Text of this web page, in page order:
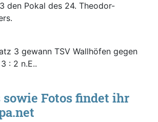
den Pokal des 24. Theodor-
3 gewann TSV Wallhöfen gegen
: 2 n.E..
Fotos findet ihr